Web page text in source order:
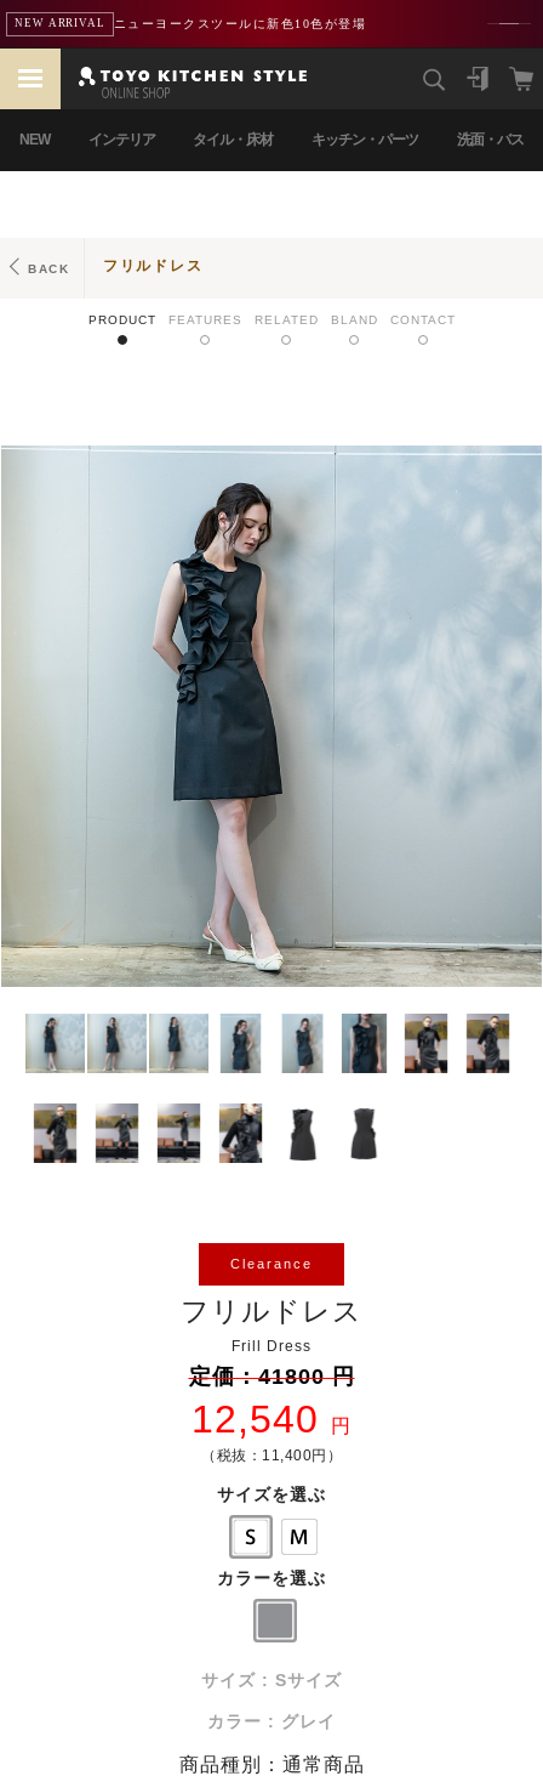
NEW ARRIVAL ニューヨークスツールに新色10色が登場
NEW インテリア タイル・床材 キッチン・パーツ 洗面・バス
BACK フリルドレス
PRODUCT FEATURES RELATED BLAND CONTACT
Clearance
フリルドレス
Frill Dress
定価：41800 円
12,540 円
（税抜：11,400円）
サイズを選ぶ
カラーを選ぶ
サイズ : Sサイズ
カラー : グレイ
商品種別：通常商品